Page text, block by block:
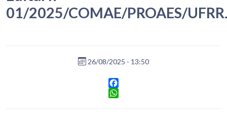
01/2025/COMAE/PROAES/
26/08/2025 - 13:50
Facebook